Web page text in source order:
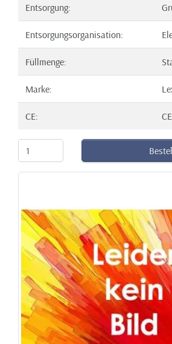
Entsorgung:
Entsorgungsorganisation:
Füllmenge:
Marke:
CE: